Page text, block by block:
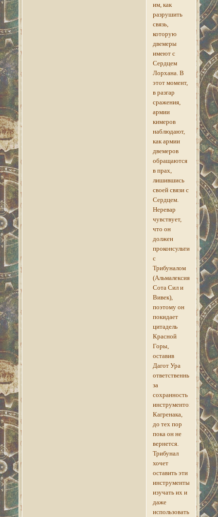
им, как
разрушить
связь,
которую
двемеры
имеют с
Сердцем
Лорхана. В
этот момент,
в разгар
сражения,
армии
кимеров
наблюдают,
как армии
двемеров
обращаются
в прах,
лишившись
своей связи с
Сердцем.
Неревар
чувствует,
что он
должен
проконсультироваться
с
Трибуналом
(Альмалексия,
Сота Сил и
Вивек),
поэтому он
покидает
цитадель
Красной
Горы,
оставив
Дагот Ура
ответственным
за
сохранность
инструментов
Кагренака,
до тех пор
пока он не
вернется.
Трибунал
хочет
оставить эти
инструменты,
изучать их и
даже
использовать